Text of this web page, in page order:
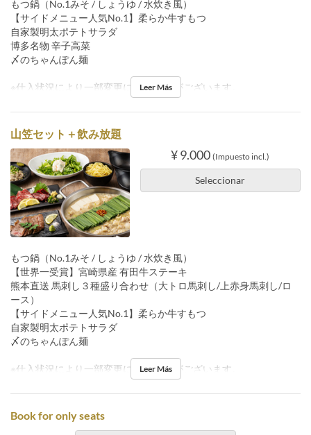
もつ鍋（No.1みそ / しょうゆ / 水炊き風）
【サイドメニュー人気No.1】柔らか牛すもつ
自家製明太ポテトサラダ
博多名物 辛子高菜
〆のちゃんぽん麺
※仕入状況により一部変更になる 場合がございます。
Leer Más
山笠セット＋飲み放題
¥ 9.000 (Impuesto incl.)
Seleccionar
もつ鍋（No.1みそ / しょうゆ / 水炊き風）
【世界一受賞】宮崎県産 有田牛ステーキ
熊本直送 馬刺し３種盛り合わせ（大トロ馬刺し/上赤身馬刺し/ロ
ース）
【サイドメニュー人気No.1】柔らか牛すもつ
自家製明太ポテトサラダ
〆のちゃんぽん麺
※仕入状況により一部変更になる 場合がございます。
Leer Más
Book for only seats